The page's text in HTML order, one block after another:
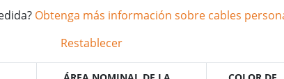
Obtenga más información sobre cables
Restablecer